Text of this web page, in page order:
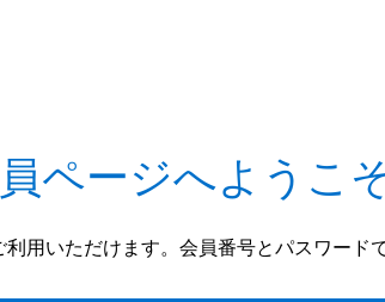
ページへようこ
用いただけます。会員番号とパスワード